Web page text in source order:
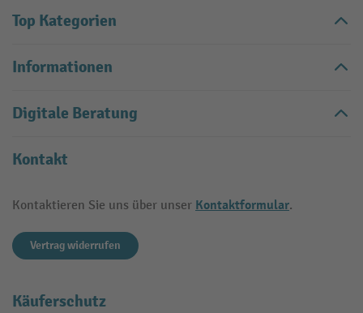
Top Kategorien
Informationen
Digitale Beratung
Kontakt
Kontaktieren Sie uns über unser Kontaktformular.
Vertrag widerrufen
Käuferschutz